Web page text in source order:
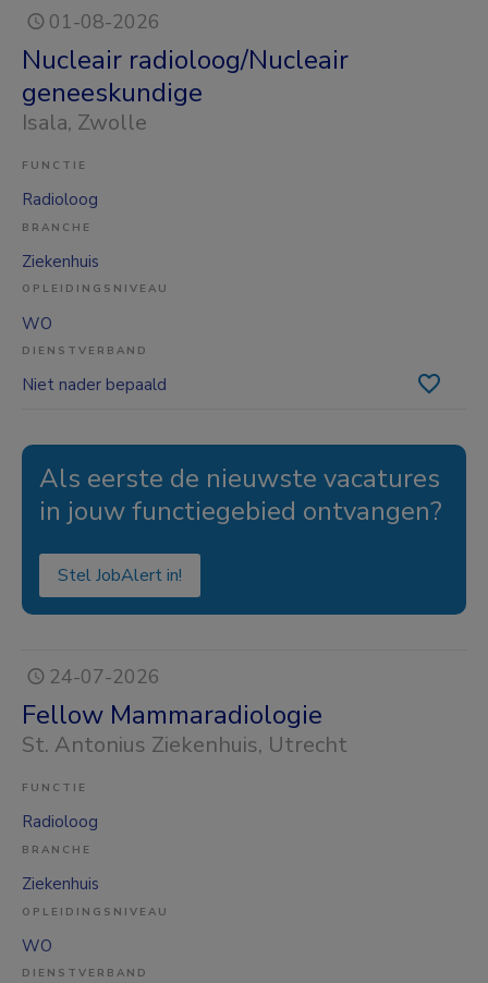
01-08-2026
Nucleair radioloog/Nucleair
geneeskundige
Isala, Zwolle
FUNCTIE
Radioloog
BRANCHE
Ziekenhuis
OPLEIDINGSNIVEAU
WO
DIENSTVERBAND
Niet nader bepaald
Als eerste de nieuwste vacatures
in jouw functiegebied ontvangen?
Stel JobAlert in!
24-07-2026
Fellow Mammaradiologie
St. Antonius Ziekenhuis, Utrecht
FUNCTIE
Radioloog
BRANCHE
Ziekenhuis
OPLEIDINGSNIVEAU
WO
DIENSTVERBAND